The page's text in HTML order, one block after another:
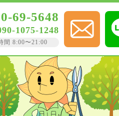
69-5648
1075-1248
間 8:00〜21:00